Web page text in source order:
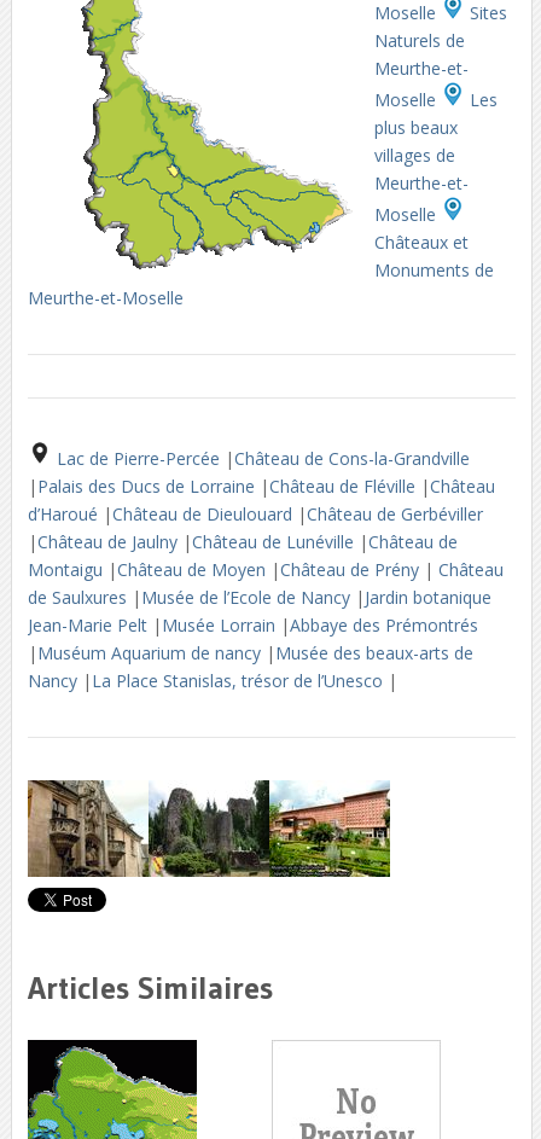
Moselle
Sites
Naturels de
Meurthe-et-
Moselle
Les
plus beaux
villages de
Meurthe-et-
Moselle
Châteaux et
Monuments de
Meurthe-et-Moselle
Lac de Pierre-Percée |Château de Cons-la-Grandville
| Palais des Ducs de Lorraine |Château de Fléville |Château
d’Haroué |Château de Dieulouard |Château de Gerbéviller
|Château de Jaulny |Château de Lunéville |Château de
Montaigu |Château de Moyen |Château de Prény | Château
de Saulxures | Musée de l’Ecole de Nancy | Jardin botanique
Jean-Marie Pelt | Musée Lorrain |Abbaye des Prémontrés
| Muséum Aquarium de nancy | Musée des beaux-arts de
Nancy | La Place Stanislas, trésor de l’Unesco |
Articles Similaires